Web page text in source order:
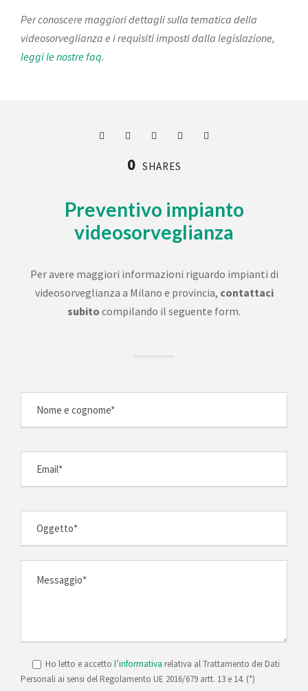
Per conoscere maggiori dettagli sulla tematica della
videosorveglianza e i requisiti imposti dalla legislazione,
leggi le nostre faq.
0 SHARES
Preventivo impianto
videosorveglianza
Per avere maggiori informazioni riguardo impianti di
videosorveglianza a Milano e provincia, contattaci
subito compilando il seguente form.
Ho letto e accetto l’informativa relativa al Trattamento dei Dati
Personali ai sensi del Regolamento UE 2016/679 artt. 13 e 14. (*)